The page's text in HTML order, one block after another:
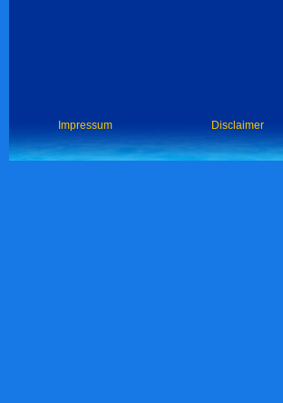
Impressum Disclaimer